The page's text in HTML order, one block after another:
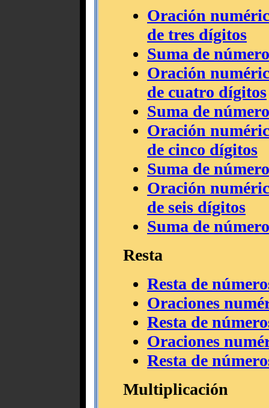
Oración
de tres dígitos
Suma de
Oración
de cuatro dígitos
Suma de
Oración
de cinco dígitos
Suma de
Oración
de seis dígitos
Suma de
Resta
Resta de
Oraciones
Resta de
Oraciones
Resta de
Multiplicación